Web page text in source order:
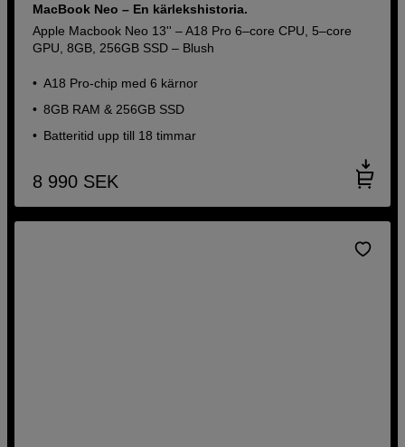
MacBook Neo – En kärlekshistoria.
Apple Macbook Neo 13'' – A18 Pro 6–core CPU, 5–core
GPU, 8GB, 256GB SSD – Blush
A18 Pro-chip med 6 kärnor
8GB RAM & 256GB SSD
Batteritid upp till 18 timmar
8 990 SEK